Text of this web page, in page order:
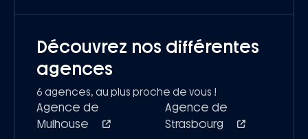
Découvrez nos différentes
agences
6 agences, au plus proche de vous !
Agence de
Mulhouse
Agence de
Strasbourg